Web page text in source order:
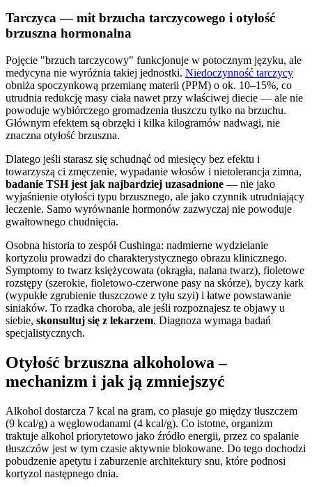
Tarczyca — mit brzucha tarczycowego i otyłość
brzuszna hormonalna
Pojęcie "brzuch tarczycowy" funkcjonuje w potocznym języku, ale
medycyna nie wyróżnia takiej jednostki. Niedoczynność tarczycy
obniża spoczynkową przemianę materii (PPM) o ok. 10–15%, co
utrudnia redukcję masy ciała nawet przy właściwej diecie — ale nie
powoduje wybiórczego gromadzenia tłuszczu tylko na brzuchu.
Głównym efektem są obrzęki i kilka kilogramów nadwagi, nie
znaczna otyłość brzuszna.
Dlatego jeśli starasz się schudnąć od miesięcy bez efektu i
towarzyszą ci zmęczenie, wypadanie włosów i nietolerancja zimna,
badanie TSH jest jak najbardziej uzasadnione — nie jako
wyjaśnienie otyłości typu brzusznego, ale jako czynnik utrudniający
leczenie. Samo wyrównanie hormonów zazwyczaj nie powoduje
gwałtownego chudnięcia.
Osobna historia to zespół Cushinga: nadmierne wydzielanie
kortyzolu prowadzi do charakterystycznego obrazu klinicznego.
Symptomy to twarz księżycowata (okrągła, nalana twarz), fioletowe
rozstępy (szerokie, fioletowo-czerwone pasy na skórze), byczy kark
(wypukłe zgrubienie tłuszczowe z tyłu szyi) i łatwe powstawanie
siniaków. To rzadka choroba, ale jeśli rozpoznajesz te objawy u
siebie, skonsultuj się z lekarzem. Diagnoza wymaga badań
specjalistycznych.
Otyłość brzuszna alkoholowa –
mechanizm i jak ją zmniejszyć
Alkohol dostarcza 7 kcal na gram, co plasuje go między tłuszczem
(9 kcal/g) a węglowodanami (4 kcal/g). Co istotne, organizm
traktuje alkohol priorytetowo jako źródło energii, przez co spalanie
tłuszczów jest w tym czasie aktywnie blokowane. Do tego dochodzi
pobudzenie apetytu i zaburzenie architektury snu, które podnosi
kortyzol następnego dnia.